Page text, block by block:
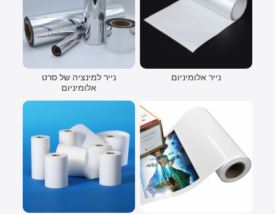
נייר למינציה של סרט
אלומיניום
נייר אלומיניום